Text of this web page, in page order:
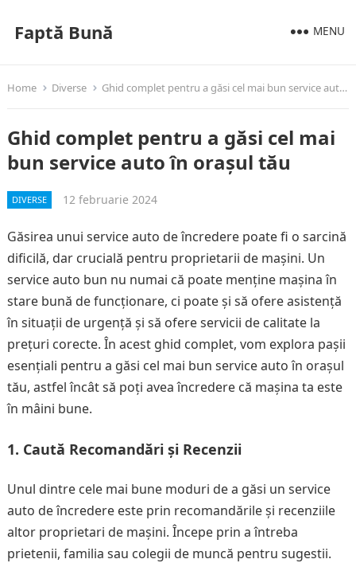
Faptă Bună MENU
Home Diverse Ghid complet pentru a găsi cel mai bun service auto în orașul tău
Ghid complet pentru a găsi cel mai
bun service auto în orașul tău
DIVERSE 12 februarie 2024
Găsirea unui service auto de încredere poate fi o sarcină
dificilă, dar crucială pentru proprietarii de mașini. Un
service auto bun nu numai că poate menține mașina în
stare bună de funcționare, ci poate și să ofere asistență
în situații de urgență și să ofere servicii de calitate la
prețuri corecte. În acest ghid complet, vom explora pașii
esențiali pentru a găsi cel mai bun service auto în orașul
tău, astfel încât să poți avea încredere că mașina ta este
în mâini bune.
1. Caută Recomandări și Recenzii
Unul dintre cele mai bune moduri de a găsi un service
auto de încredere este prin recomandările și recenziile
altor proprietari de mașini. Începe prin a întreba
prietenii, familia sau colegii de muncă pentru sugestii.